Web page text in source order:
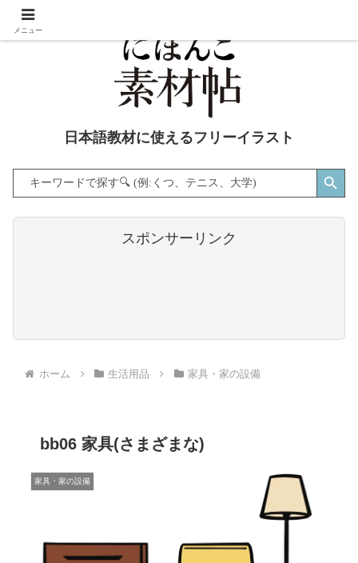
日本語教材に使えるフリーイラスト
Search
for:
Search Button
スポンサーリンク
ホーム 生活用品 家具・家の設備
bb06 家具(さまざまな)
家具・家の設備
メニュー